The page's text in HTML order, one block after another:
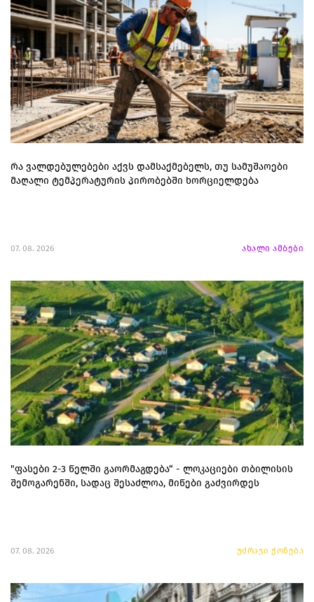
რა ვალდებულებები აქვს დამსაქმებელს, თუ სამუშაოები
მაღალი ტემპერატურის პირობებში ხორციელდება
07. 08. 2026 ახალი ამბები
"ფასები 2-3 წელში გაორმაგდება“ - ლოკაციები თბილისის
შემოგარენში, სადაც შესაძლოა, მიწები გაძვირდეს
07. 08. 2026 უძრავი ქონება